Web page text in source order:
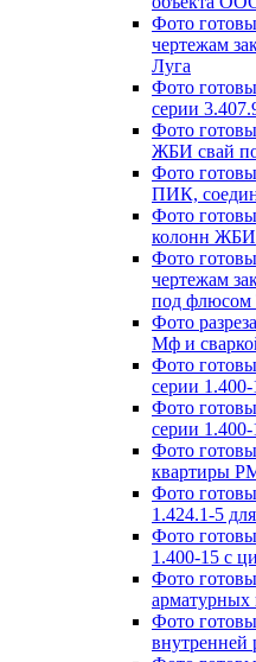
Фото
чертежам
Луга
Фото
серии
Фото
ЖБИ свай
Фото
ПИК,
Фото
колонн ЖБИ
Фото
чертежам
под
Фото
Мф и
Фото
серии 1.400-
Фото
серии 1.400-
Фото
квартиры
Фото
1.424.1-5
Фото
1.400-15 с
Фото
арматурных
Фото
внутренней